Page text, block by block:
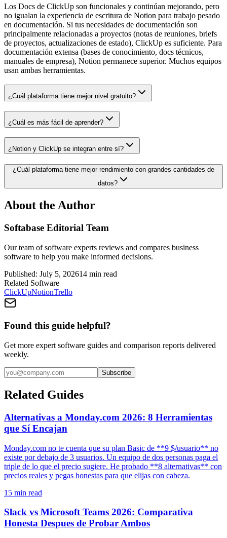
Los Docs de ClickUp son funcionales y continúan mejorando, pero
no igualan la experiencia de escritura de Notion para trabajo pesado
en documentación. Si tus necesidades de documentación son
principalmente relacionadas a proyectos (notas de reuniones, briefs
de proyectos, actualizaciones de estado), ClickUp es suficiente. Para
documentación extensa (bases de conocimiento, docs técnicos,
manuales de empresa), Notion permanece superior. Muchos equipos
usan ambas herramientas.
¿Cuál plataforma tiene mejor nivel gratuito?
¿Cuál es más fácil de aprender?
¿Notion y ClickUp se integran entre sí?
¿Cuál plataforma tiene mejor rendimiento con grandes cantidades de
datos?
About the Author
Softabase Editorial Team
Our team of software experts reviews and compares business
software to help you make informed decisions.
Published: July 5, 202614 min read
Related Software
ClickUpNotionTrello
Found this guide helpful?
Get more expert software guides and comparison reports delivered
weekly.
Subscribe
Related Guides
Alternativas a Monday.com 2026: 8 Herramientas
que Sí Encajan
Monday.com no te cuenta que su plan Basic de **9 $/usuario** no
existe por debajo de 3 usuarios. Un equipo de dos personas paga el
triple de lo que el precio sugiere. He probado **8 alternativas** con
precios reales y pegas honestas para que elijas con cabeza.
15 min read
Slack vs Microsoft Teams 2026: Comparativa
Honesta Despues de Probar Ambos